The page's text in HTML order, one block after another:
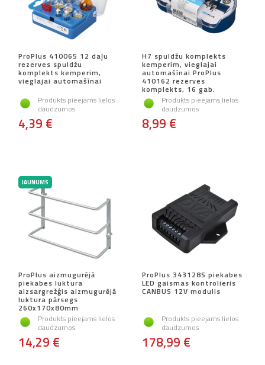
ProPlus 410065 12 daļu
rezerves spuldžu
komplekts kemperim,
vieglajai automašīnai
Produkts pieejams lielos
daudzumos
4,39 €
H7 spuldžu komplekts
kemperim, vieglajai
automašīnai ProPlus
410162 rezerves
komplekts, 16 gab.
Produkts pieejams lielos
daudzumos
8,99 €
JAUNUMS
ProPlus aizmugurējā
piekabes luktura
aizsargrežģis aizmugurējā
luktura pārsegs
260x170x80mm
Produkts pieejams lielos
daudzumos
14,29 €
ProPlus 343128S piekabes
LED gaismas kontrolieris
CANBUS 12V modulis
Produkts pieejams lielos
daudzumos
178,99 €